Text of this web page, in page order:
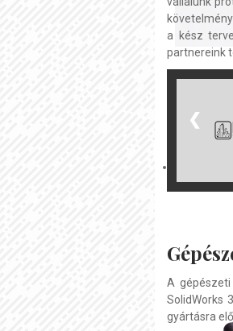
a kész
partnereink
❮
A
SolidWorks
gyártásra